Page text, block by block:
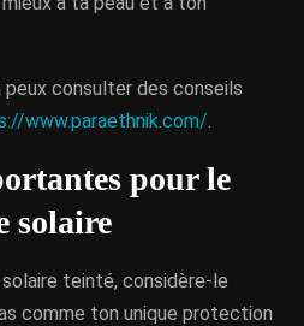
consulter des conseils
www.paraethnik.com/.
pour le
solaire
teinté, considère-le
comme ton unique protection